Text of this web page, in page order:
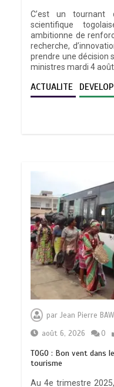
C’est un tournant
scientifique
ambitionne de
recherche,
prendre une décision
ministres mardi 4 août
ACTUALITE
parJean Pierre
août 6, 2026
0
TOGO : Bon vent
tourisme
Au 4e trimestre